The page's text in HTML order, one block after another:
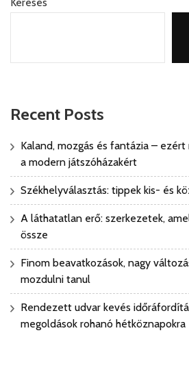
Recent Posts
Kaland, mozgás és fantázia – ezért
a modern játszóházakért
Székhelyválasztás: tippek kis- és
A láthatatlan erő: szerkezetek,
össze
Finom beavatkozások, nagy
mozdulni tanul
Rendezett udvar kevés
megoldások rohanó hétköznapokra